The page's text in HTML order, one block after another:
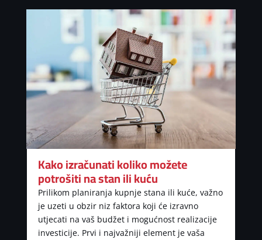
Kako izračunati koliko možete
potrošiti na stan ili kuću
Prilikom planiranja kupnje stana ili kuće, važno
je uzeti u obzir niz faktora koji će izravno
utjecati na vaš budžet i mogućnost realizacije
investicije. Prvi i najvažniji element je vaša